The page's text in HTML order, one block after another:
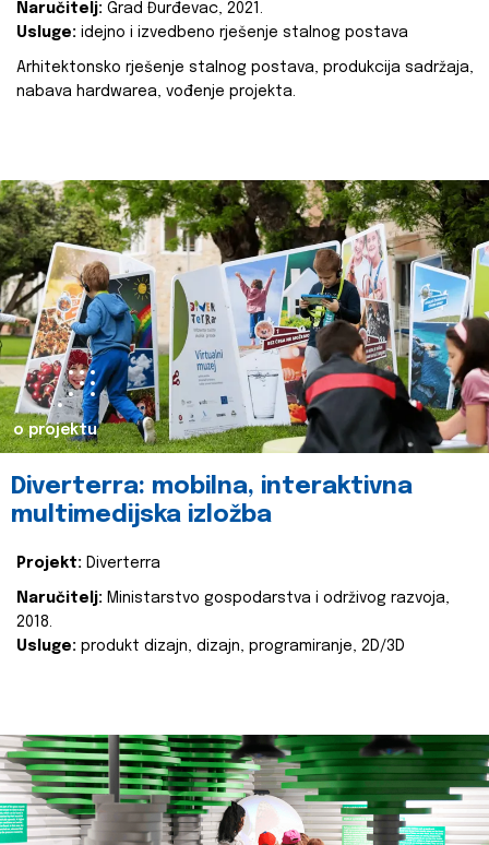
Naručitelj: Grad Đurđevac, 2021.
Usluge: idejno i izvedbeno rješenje stalnog postava
Arhitektonsko rješenje stalnog postava, produkcija sadržaja,
nabava hardwarea, vođenje projekta.
o projektu
Diverterra: mobilna, interaktivna
multimedijska izložba
Projekt: Diverterra
Naručitelj: Ministarstvo gospodarstva i održivog razvoja,
2018.
Usluge: produkt dizajn, dizajn, programiranje, 2D/3D